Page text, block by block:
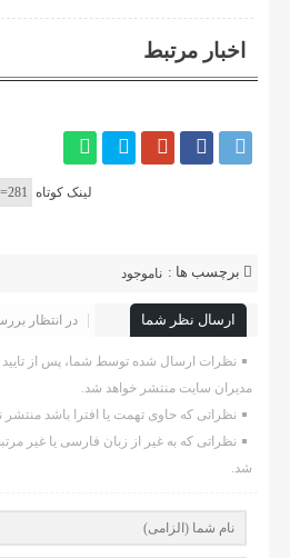
اخبار مرتبط
لینک کوتاه
برچسب ها : ناموجود
ارسال نظر شما در انتظار
نظرات ارسال شده توسط شما، پس از
مدیران سایت منتشر خواهد شد.
نظراتی که حاوی تهمت یا افترا باشد منتشر
نظراتی که به غیر از زبان فارسی یا غیر
شد.